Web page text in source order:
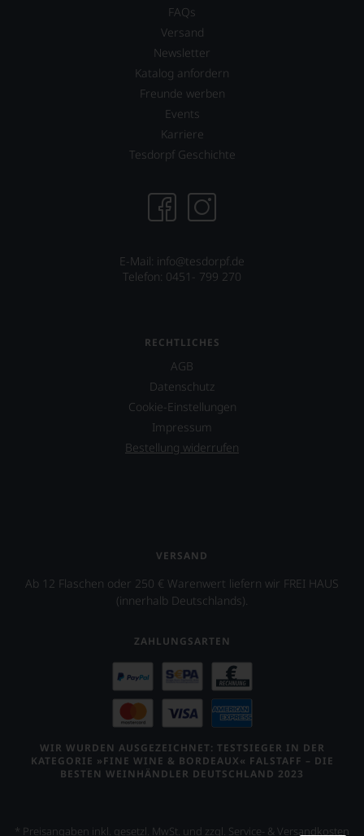
FAQs
Versand
Newsletter
Katalog anfordern
Freunde werben
Events
Karriere
Tesdorpf Geschichte
E-Mail: info@tesdorpf.de
Telefon: 0451- 799 270
RECHTLICHES
AGB
Datenschutz
Cookie-Einstellungen
Impressum
Bestellung widerrufen
VERSAND
Ab 12 Flaschen oder 250 € Warenwert liefern wir FREI HAUS
(innerhalb Deutschlands).
ZAHLUNGSARTEN
WIR WURDEN AUSGEZEICHNET: TESTSIEGER IN DER
KATEGORIE »FINE WINE & BORDEAUX« FALSTAFF – DIE
BESTEN WEINHÄNDLER DEUTSCHLAND 2023
* Preisangaben inkl. gesetzl. MwSt. und zzgl. Service- & Versandkosten